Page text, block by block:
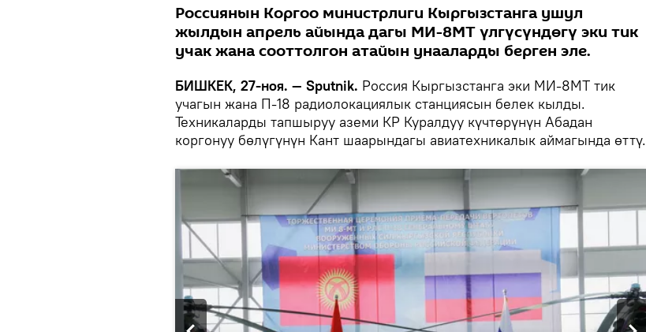
Россиянын Коргоо министрлиги Кыргызстанга ушул
жылдын апрель айында дагы МИ-8МТ үлгүсүндөгү эки тик
учак жана сооттолгон атайын унааларды берген эле.
БИШКЕК, 27-ноя. — Sputnik. Россия Кыргызстанга эки МИ-8МТ тик
учагын жана П-18 радиолокациялык станциясын белек кылды.
Техникаларды тапшыруу аземи КР Куралдуу күчтөрүнүн Абадан
коргонуу бөлүгүнүн Кант шаарындагы авиатехникалык аймагында өттү.